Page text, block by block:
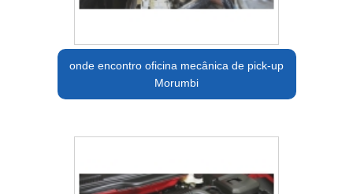
onde encontro oficina mecânica de pick-up
Morumbi